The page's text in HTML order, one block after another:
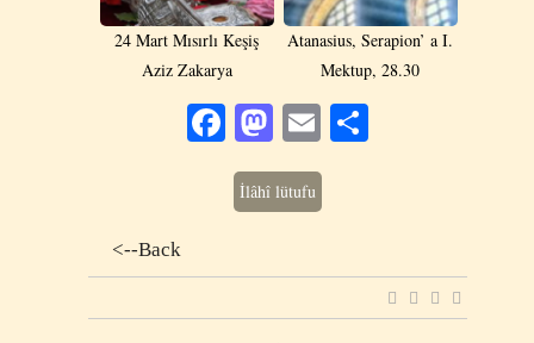
24 Mart Mısırlı Keşiş
Aziz Zakarya
Atanasius, Serapion’ a I.
Mektup, 28.30
Facebook
Mastodon
Email
İlâhî lütufu
<--Back